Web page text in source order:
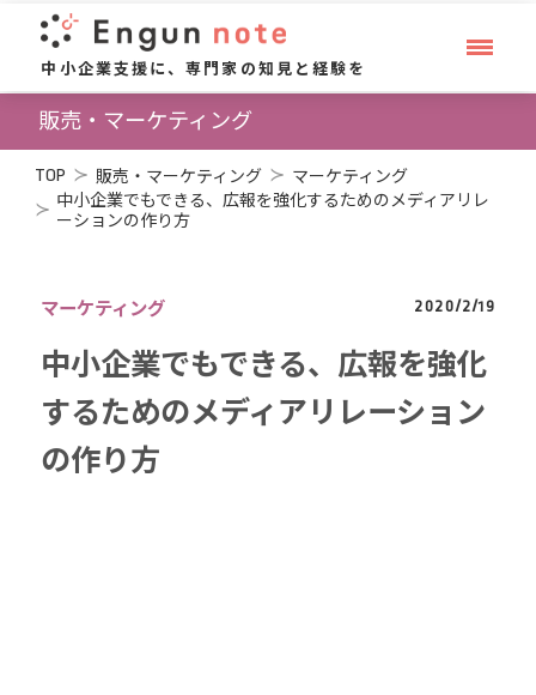
中小企業支援に、専門家の知見と経験を
販売・マーケティング
TOP 販売・マーケティング
マーケティング
中小企業でもできる、広報を強化するためのメディアリレ
ーションの作り方
マーケティング 2020/2/19
中小企業でもできる、広報を強化
するためのメディアリレーション
の作り方